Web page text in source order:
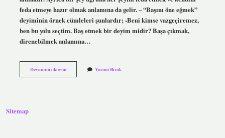
feda etmeye hazır olmak anlamına da gelir. – “Başını öne eğmek”
deyiminin örnek cümleleri şunlardır; -Beni kimse vazgeçiremez,
ben bu yolu seçtim. Baş etmek bir deyim midir? Başa çıkmak,
direnebilmek anlamına…
Devamını okuyunBaş
Koymak
Yorum Bırak
Sitemap